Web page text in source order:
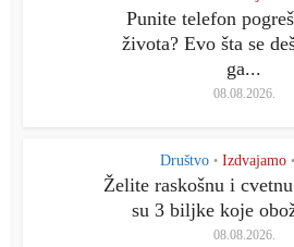
Punite telefon
života? Evo šta se
ga...
08.08.2026.
Društvo • Izdvajamo •
Želite raskošnu i
su 3 biljke koje
08.08.2026.